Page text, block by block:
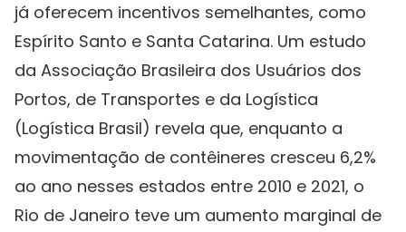
já oferecem incentivos semelhantes, como
Espírito Santo e Santa Catarina. Um estudo
da Associação Brasileira dos Usuários dos
Portos, de Transportes e da Logística
(Logística Brasil) revela que, enquanto a
movimentação de contêineres cresceu 6,2%
ao ano nesses estados entre 2010 e 2021, o
Rio de Janeiro teve um aumento marginal de